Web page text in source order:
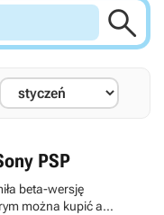

PSP
beta-wersję
można kupić a